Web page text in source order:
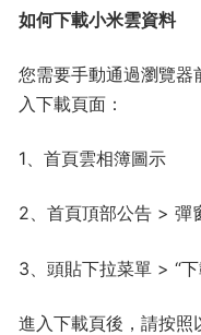
如何下載小米雲資料
您需要手動通過瀏覽器
入下載頁面：
1、首頁雲相簿圖示
2、首頁頂部公告 > 彈
3、頭貼下拉菜單 > “
進入下載頁後，請按照